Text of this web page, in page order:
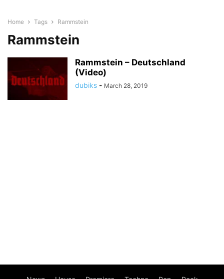
Home Tags Rammstein
Rammstein
Rammstein – Deutschland
(Video)
dubiks - March 28, 2019